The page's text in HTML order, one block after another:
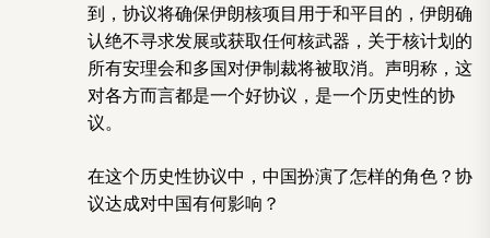
到，协议将确保伊朗核项目用于和平目的，伊朗确
认绝不寻求发展或获取任何核武器，关于核计划的
所有安理会和多国对伊制裁将被取消。声明称，这
对各方而言都是一个好协议，是一个历史性的协
议。
在这个历史性协议中，中国扮演了怎样的角色？协
议达成对中国有何影响？